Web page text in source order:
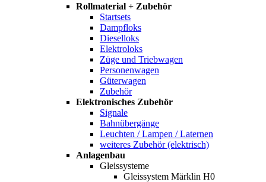
Rollmaterial + Zubehör
Startsets
Dampfloks
Dieselloks
Elektroloks
Züge und Triebwagen
Personenwagen
Güterwagen
Zubehör
Elektronisches Zubehör
Signale
Bahnübergänge
Leuchten / Lampen / Laternen
weiteres Zubehör (elektrisch)
Anlagenbau
Gleissysteme
Gleissystem Märklin H0